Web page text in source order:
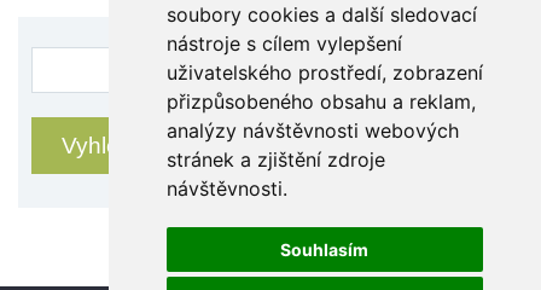
soubory cookies a další sledovací
nástroje s cílem vylepšení
uživatelského prostředí, zobrazení
přizpůsobeného obsahu a reklam,
analýzy návštěvnosti webových
stránek a zjištění zdroje
návštěvnosti.
Souhlasím